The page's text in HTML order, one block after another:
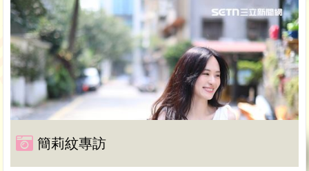
簡莉紋專訪